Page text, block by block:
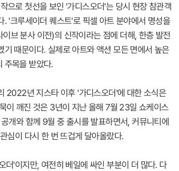
으로 첫선을 보인 '가디스오더'는 당시 현장 참관객
. '크루세이더 퀘스트'로 픽셀 아트 분야에서 명성을
브 분사 이전)의 신작이라는 점에 더해, 한층 발전
기 때문이다. 실제로 아트와 액션 모든 면에서 높은
주목을 받았다.
2022년 지스타 이후 '가디스오더'에 대한 소식은
이 깨진 것은 3년이 지난 올해 7월 23일 쇼케이스
개와 함께 9월 중 출시를 발표하면서, 커뮤니티에
심이 다시 한 번 뜨겁게 달아올랐다.
더'이지만, 여전히 베일에 싸인 부분이 더 많다. 다